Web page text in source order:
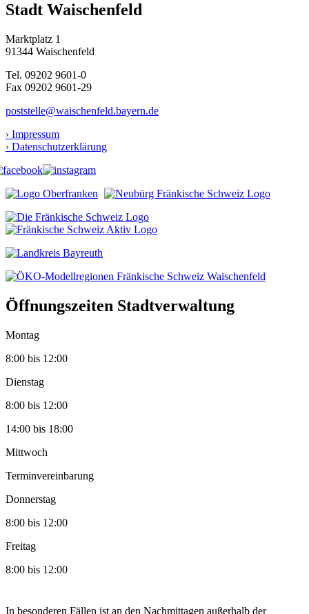
Stadt Waischenfeld
Marktplatz 1
91344 Waischenfeld
Tel. 09202 9601-0
Fax 09202 9601-29
poststelle@waischenfeld.bayern.de
› Impressum
› Datenschutzerklärung
Öffnungszeiten Stadtverwaltung
Montag
8:00 bis 12:00
Dienstag
8:00 bis 12:00
14:00 bis 18:00
Mittwoch
Terminvereinbarung
Donnerstag
8:00 bis 12:00
Freitag
8:00 bis 12:00
In besonderen Fällen ist an den Nachmittagen außerhalb der